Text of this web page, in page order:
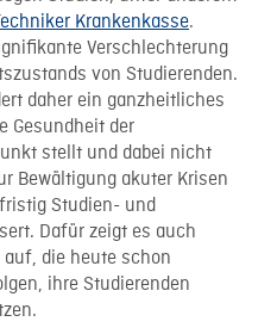
Krankenkasse.
Verschlechterung
von Studierenden.
daher ein ganzheitliches
Gesundheit der
stellt und dabei nicht
Bewältigung akuter Krisen
Studien- und
Dafür zeigt es auch
die heute schon
ihre Studierenden